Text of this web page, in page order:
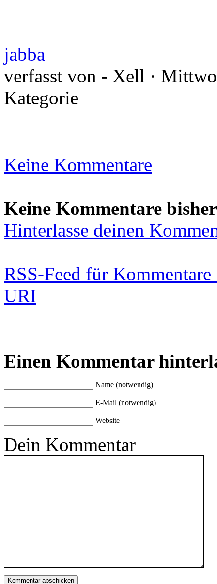
jabba
verfasst von - Xell ·
Kategorie
Keine Kommentare
Keine Kommentare bisher
Hinterlasse deinen
RSS-Feed für
URI
Einen Kommentar
Name (notwendig)
E-Mail (notwendig)
Website
Dein Kommentar